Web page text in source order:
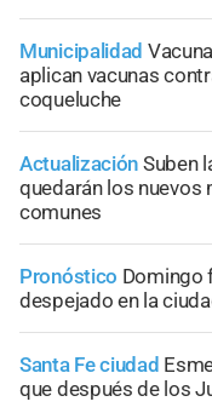
Municipalidad
aplican vacunas
coqueluche
Actualización Suben
quedarán los nuevos
comunes
Pronóstico Domingo
despejado en la
Santa Fe ciudad
que después de los